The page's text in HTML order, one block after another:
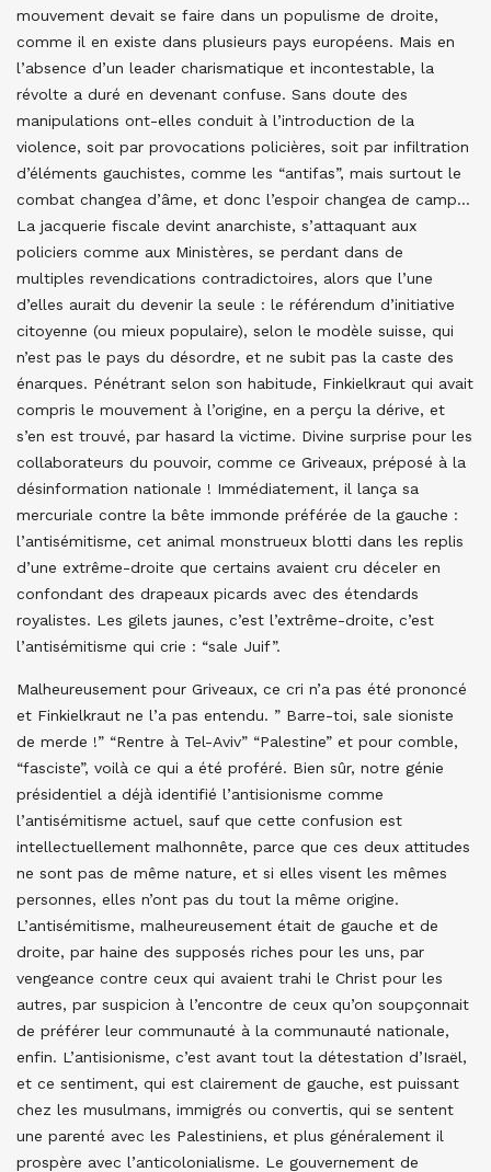
mouvement devait se faire dans un populisme de droite,
comme il en existe dans plusieurs pays européens. Mais en
l’absence d’un leader charismatique et incontestable, la
révolte a duré en devenant confuse. Sans doute des
manipulations ont-elles conduit à l’introduction de la
violence, soit par provocations policières, soit par infiltration
d’éléments gauchistes, comme les “antifas”, mais surtout le
combat changea d’âme, et donc l’espoir changea de camp…
La jacquerie fiscale devint anarchiste, s’attaquant aux
policiers comme aux Ministères, se perdant dans de
multiples revendications contradictoires, alors que l’une
d’elles aurait du devenir la seule : le référendum d’initiative
citoyenne (ou mieux populaire), selon le modèle suisse, qui
n’est pas le pays du désordre, et ne subit pas la caste des
énarques. Pénétrant selon son habitude, Finkielkraut qui avait
compris le mouvement à l’origine, en a perçu la dérive, et
s’en est trouvé, par hasard la victime. Divine surprise pour les
collaborateurs du pouvoir, comme ce Griveaux, préposé à la
désinformation nationale ! Immédiatement, il lança sa
mercuriale contre la bête immonde préférée de la gauche :
l’antisémitisme, cet animal monstrueux blotti dans les replis
d’une extrême-droite que certains avaient cru déceler en
confondant des drapeaux picards avec des étendards
royalistes. Les gilets jaunes, c’est l’extrême-droite, c’est
l’antisémitisme qui crie : “sale Juif”.
Malheureusement pour Griveaux, ce cri n’a pas été prononcé
et Finkielkraut ne l’a pas entendu. ” Barre-toi, sale sioniste
de merde !” “Rentre à Tel-Aviv” “Palestine” et pour comble,
“fasciste”, voilà ce qui a été proféré. Bien sûr, notre génie
présidentiel a déjà identifié l’antisionisme comme
l’antisémitisme actuel, sauf que cette confusion est
intellectuellement malhonnête, parce que ces deux attitudes
ne sont pas de même nature, et si elles visent les mêmes
personnes, elles n’ont pas du tout la même origine.
L’antisémitisme, malheureusement était de gauche et de
droite, par haine des supposés riches pour les uns, par
vengeance contre ceux qui avaient trahi le Christ pour les
autres, par suspicion à l’encontre de ceux qu’on soupçonnait
de préférer leur communauté à la communauté nationale,
enfin. L’antisionisme, c’est avant tout la détestation d’Israël,
et ce sentiment, qui est clairement de gauche, est puissant
chez les musulmans, immigrés ou convertis, qui se sentent
une parenté avec les Palestiniens, et plus généralement il
prospère avec l’anticolonialisme. Le gouvernement de